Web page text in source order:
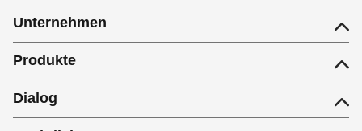
Unternehmen
Produkte
Dialog